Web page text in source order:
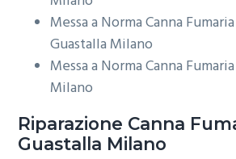
Messa a Norma Canna
Guastalla Milano
Messa a Norma Canna
Milano
Riparazione Canna
Guastalla Milano